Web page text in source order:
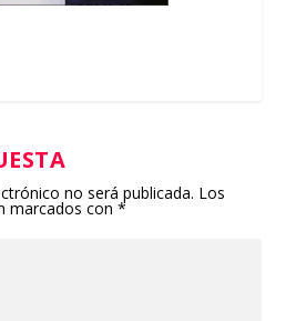
no será publicada. Los
marcados con*